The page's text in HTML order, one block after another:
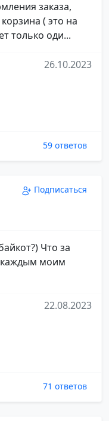
заказа,
( это на
только оди...
26.10.2023
59 ответов
Подписаться
Что за
каждым моим
22.08.2023
71 ответов